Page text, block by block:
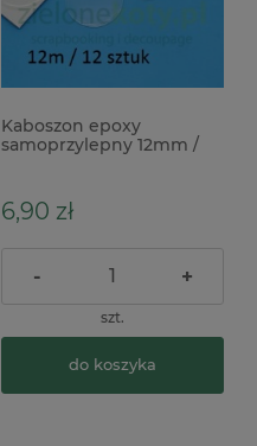
Kaboszon epoxy
samoprzylepny 12mm /
6,90 zł
- +
szt.
do koszyka